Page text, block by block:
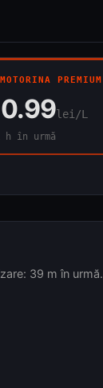
MOTORINA PREMIUM
lei/L
h în urmă
39 m în urmă.